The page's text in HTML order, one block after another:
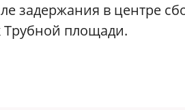
задержания в центре
Трубной площади.